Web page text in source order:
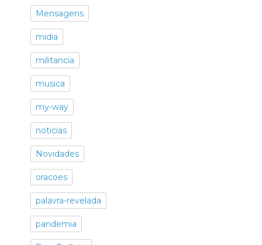
Mensagens
midia
militancia
musica
my-way
noticias
Novidades
oracoes
palavra-revelada
pandemia